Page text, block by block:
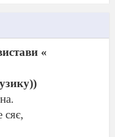
«
сяє,